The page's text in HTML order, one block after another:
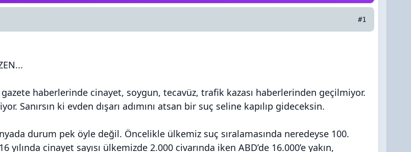
#1
haberlerinde cinayet, soygun, tecavüz, trafik kazası haberlerinden geçilmiyor.
Sanırsın ki evden dışarı adımını atsan bir suç seline kapılıp gideceksin.
durum pek öyle değil. Öncelikle ülkemiz suç sıralamasında neredeyse 100.
yılında cinayet sayısı ülkemizde 2.000 civarında iken ABD’de 16.000’e yakın,